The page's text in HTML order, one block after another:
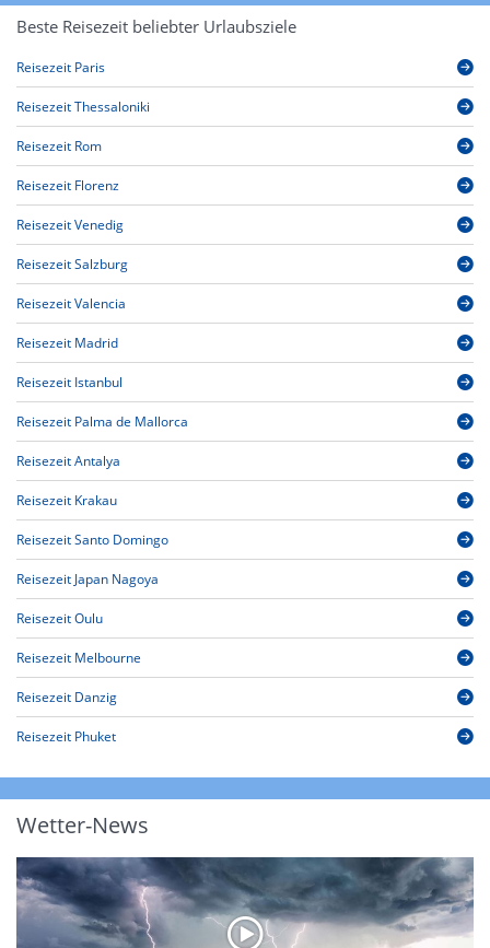
Beste Reisezeit beliebter Urlaubsziele
Reisezeit Paris
Reisezeit Thessaloniki
Reisezeit Rom
Reisezeit Florenz
Reisezeit Venedig
Reisezeit Salzburg
Reisezeit Valencia
Reisezeit Madrid
Reisezeit Istanbul
Reisezeit Palma de Mallorca
Reisezeit Antalya
Reisezeit Krakau
Reisezeit Santo Domingo
Reisezeit Japan Nagoya
Reisezeit Oulu
Reisezeit Melbourne
Reisezeit Danzig
Reisezeit Phuket
Wetter-News